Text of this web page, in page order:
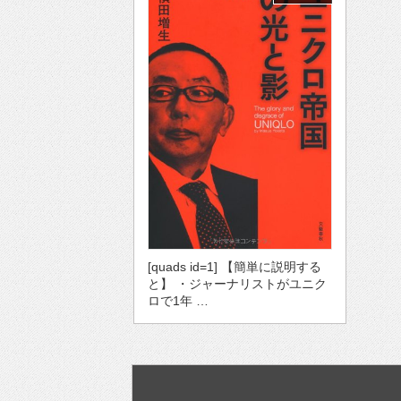
[quads id=1] 【簡単に説明する
と】 ・ジャーナリストがユニク
ロで1年 …